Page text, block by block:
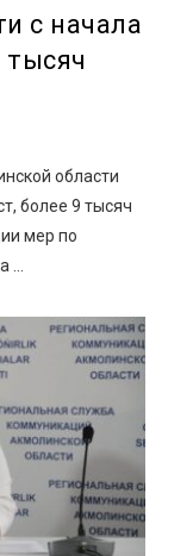
с начала
тысяч
области
более 9 тысяч
мер по